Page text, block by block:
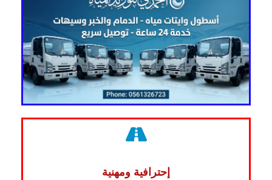
إحترافية ومهنية